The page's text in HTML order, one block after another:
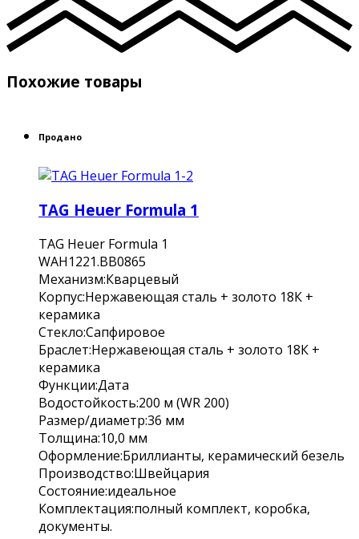
Похожие товары
Продано
TAG Heuer Formula 1
TAG Heuer Formula 1
WAH1221.BB0865
Механизм:Кварцевый
Корпус:Нержавеющая сталь + золото 18К +
керамика
Стекло:Сапфировое
Браслет:Нержавеющая сталь + золото 18К +
керамика
Функции:Дата
Водостойкость:200 м (WR 200)
Размер/диаметр:36 мм
Толщина:10,0 мм
Оформление:Бриллианты, керамический безель
Производство:Швейцария
Состояние:идеальное
Комплектация:полный комплект, коробка,
документы.